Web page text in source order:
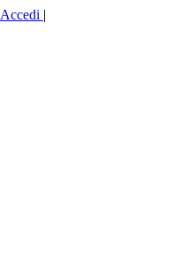
Accedi |